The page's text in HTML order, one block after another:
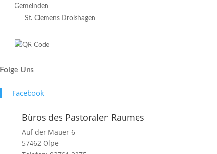
Gemeinden
St. Clemens Drolshagen
Folge Uns
Face­book
Büros des Pastoralen Raumes
Auf der Mauer 6
57462 Olpe